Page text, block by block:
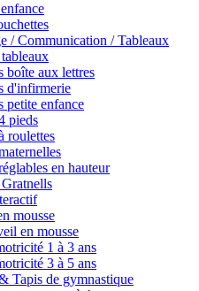
/ Communication / Tableaux
boîte aux lettres
d'infirmerie
petite enfance
pieds
roulettes
en hauteur
mousse
en mousse
1 à 3 ans
3 à 5 ans
Tapis de gymnastique